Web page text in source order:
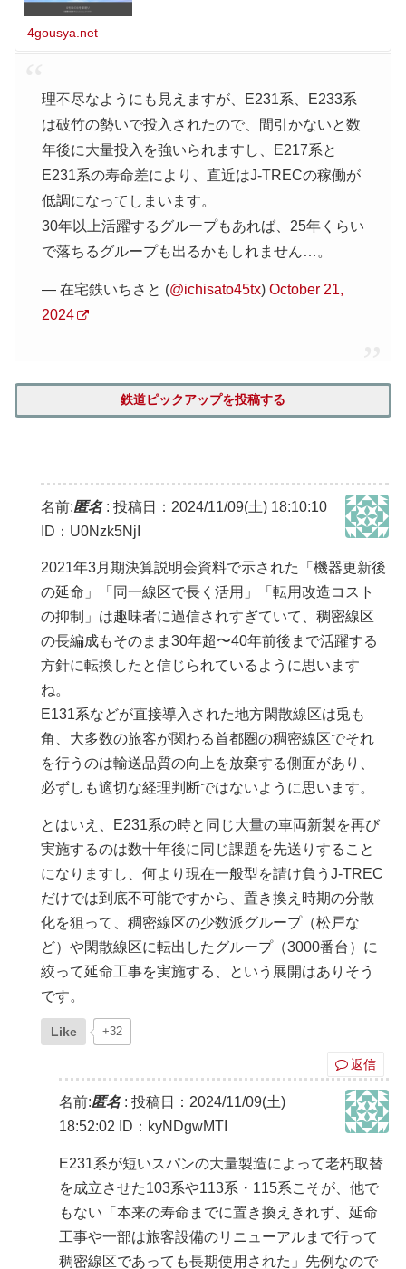
4gousya.net
理不尽なようにも見えますが、E231系、E233系
は破竹の勢いで投入されたので、間引かないと数
年後に大量投入を強いられますし、E217系と
E231系の寿命差により、直近はJ-TRECの稼働が
低調になってしまいます。
30年以上活躍するグループもあれば、25年くらい
で落ちるグループも出るかもしれません…。
— 在宅鉄いちさと (@ichisato45tx) October 21,
2024
鉄道ピックアップを投稿する
名前:匿名: 投稿日：2024/11/09(土) 18:10:10
ID：U0Nzk5NjI
2021年3月期決算説明会資料で示された「機器更新後
の延命」「同一線区で長く活用」「転用改造コスト
の抑制」は趣味者に過信されすぎていて、稠密線区
の長編成もそのまま30年超〜40年前後まで活躍する
方針に転換したと信じられているように思います
ね。
E131系などが直接導入された地方閑散線区は兎も
角、大多数の旅客が関わる首都圏の稠密線区でそれ
を行うのは輸送品質の向上を放棄する側面があり、
必ずしも適切な経理判断ではないように思います。
とはいえ、E231系の時と同じ大量の車両新製を再び
実施するのは数十年後に同じ課題を先送りすること
になりますし、何より現在一般型を請け負うJ-TREC
だけでは到底不可能ですから、置き換え時期の分散
化を狙って、稠密線区の少数派グループ（松戸な
ど）や閑散線区に転出したグループ（3000番台）に
絞って延命工事を実施する、という展開はありそう
です。
Like +32
返信
名前:匿名: 投稿日：2024/11/09(土)
18:52:02
ID：kyNDgwMTI
E231系が短いスパンの大量製造によって老朽取替
を成立させた103系や113系・115系こそが、他で
もない「本来の寿命までに置き換えきれず、延命
工事や一部は旅客設備のリニューアルまで行って
稠密線区であっても長期使用された」先例なので